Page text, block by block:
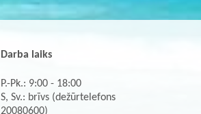
Darba laiks
P.-Pk.: 9:00 - 18:00
S, Sv.: brīvs (dežūrtelefons
20080600)